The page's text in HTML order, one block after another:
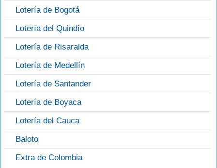
Lotería de Bogotá
Lotería del Quindío
Lotería de Risaralda
Lotería de Medellín
Lotería de Santander
Lotería de Boyaca
Lotería del Cauca
Baloto
Extra de Colombia